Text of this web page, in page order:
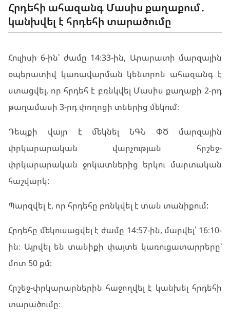
Հրդեհի ահազանգ Մասիս քաղաքում․
կանխվել է հրդեհի տարածումը
Հուլիսի 6-ին՝ ժամը 14։33-ին, Արարատի մարզային
օպերատիվ կառավարման կենտրոն ահազանգ է
ստացվել, որ հրդեհ է բռնկվել Մասիս քաղաքի 2-րդ
թաղամասի 3-րդ փողոցի տներից մեկում։
Դեպքի վայր է մեկնել ՆԳՆ ՓԾ մարզային
փրկարարական վարչության հրշեջ-
փրկարարական ջոկատներից երկու մարտական
հաշվարկ:
Պարզվել է, որ հրդեհը բռնկվել է տան տանիքում:
Հրդեհը մեկուսացվել է ժամը 14։57-ին, մարվել՝ 16։10-
ին։ Այրվել են տանիքի փայտե կառուցատարրերը՝
մոտ 50 քմ։
Հրշեջ-փրկարարներին հաջողվել է կանխել հրդեհի
տարածումը։